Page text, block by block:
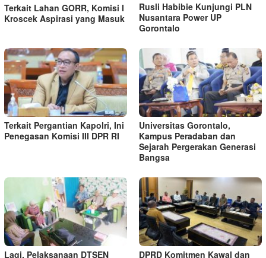
Terkait Lahan GORR, Komisi I
Kroscek Aspirasi yang Masuk
Rusli Habibie Kunjungi PLN
Nusantara Power UP
Gorontalo
Terkait Pergantian Kapolri, Ini
Penegasan Komisi III DPR RI
Universitas Gorontalo,
Kampus Peradaban dan
Sejarah Pergerakan Generasi
Bangsa
Lagi, Pelaksanaan DTSEN DPRD Komitmen Kawal dan